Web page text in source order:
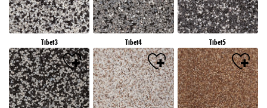
Tibet3 Tibet4 Tibet5